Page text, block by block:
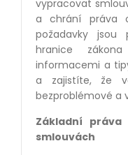
vypracovat
a chrání práva
požadavky jsou
hranice
informacemi a
a zajistíte, že
bezproblémové a
Základní
smlouvách